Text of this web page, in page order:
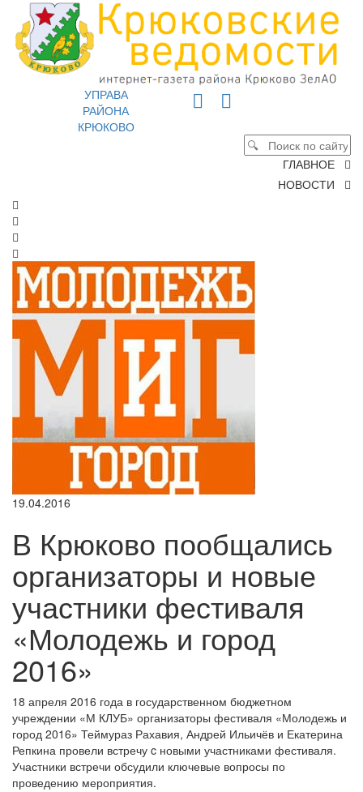
УПРАВА
РАЙОНА
КРЮКОВО
ГЛАВНОЕ
НОВОСТИ
19.04.2016
В Крюково пообщались
организаторы и новые
участники фестиваля
«Молодежь и город
2016»
18 апреля 2016 года в государственном бюджетном
учреждении «М КЛУБ» организаторы фестиваля «Молодежь и
город 2016» Теймураз Рахавия, Андрей Ильичёв и Екатерина
Репкина провели встречу c новыми участниками фестиваля.
Участники встречи обсудили ключевые вопросы по
проведению мероприятия.